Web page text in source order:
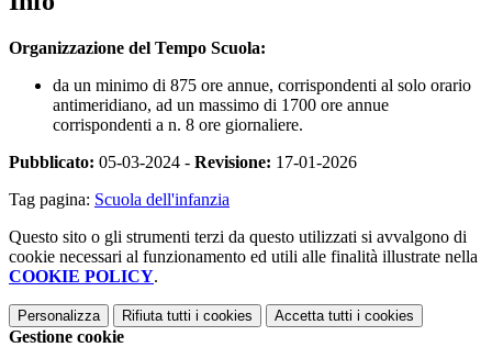
Organizzazione del Tempo Scuola:
da un minimo di 875 ore annue, corrispondenti al solo orario
antimeridiano, ad un massimo di 1700 ore annue
corrispondenti a n. 8 ore giornaliere.
Pubblicato: 05-03-2024 - Revisione: 17-01-2026
Tag pagina: Scuola dell'infanzia
Questo sito o gli strumenti terzi da questo utilizzati si avvalgono di
cookie necessari al funzionamento ed utili alle finalità illustrate nella
COOKIE POLICY.
Personalizza Rifiuta tutti i cookies Accetta tutti i cookies
Gestione cookie